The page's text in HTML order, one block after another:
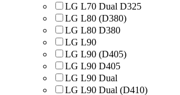
LG L70 Dual D325
LG L80 (D380)
LG L80 D380
LG L90
LG L90 (D405)
LG L90 D405
LG L90 Dual
LG L90 Dual (D410)